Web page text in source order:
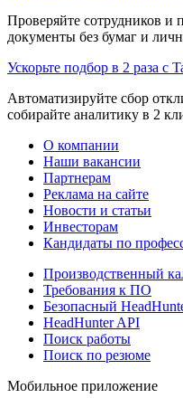
Проверяйте сотрудников и
документы без бумаг и
Ускорьте подбор в 2 раза с
Автоматизируйте сбор
собирайте аналитику в 2
О компании
Наши вакансии
Партнерам
Реклама на сайте
Новости и статьи
Инвесторам
Кандидаты по
Производственный
Требования к ПО
Безопасный
HeadHunter API
Поиск работы
Поиск по резюме
Мобильное приложение